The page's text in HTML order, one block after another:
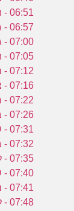
06:51 - הכיתה של טיני וטאייני - פרק 33
06:57 - גן הצוציקים מארח - פרק 35
07:00 - גן הצוציקים מארח - פרק 30
07:05 - הארמון המתעורר - פרק 25
07:12 - מסביב לשעון - פרק 7
07:16 - צ'ופיס - פרק 62
07:22 - רוקו - פרק 18
07:26 - ביפ ביפ - פרק 27
07:31 - שירים ראשונים - פרק 55
07:32 - בואו לרקוד! - פרק 79
07:35 - לולה הקטנה בעיר הגדולה - פרק 15
07:40 - שירים ראשונים - פרק 63
07:41 - מומנטו השף הגדול - פרק 26
07:48 - להקת הביצים - פרק 13